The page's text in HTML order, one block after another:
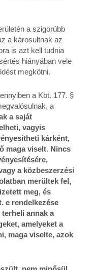
a szigorúbb
a károsultnak az
is azt kell tudnia
hiányában vele
megkötni.
a Kbt. 177. §
a
a saját
vagyis
kárként,
maga viselt. Nincs
a közbeszerzési
merültek fel,
meg, és
e rendelkezése
annak a
amelyeket a
maga viselte, azok